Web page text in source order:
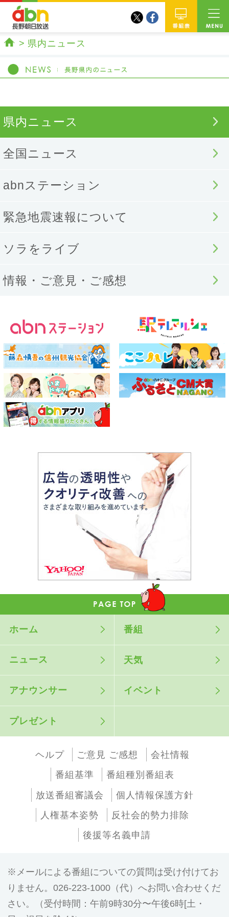
twitterfacebook
県内ニュース
県内ニュース
全国ニュース
abnステーション
緊急地震速報について
ソラをライブ
情報・ご意見・ご感想
ホーム 番組
ニュース 天気
アナウンサー イベント
プレゼント
ヘルプ ご意見 ご感想
会社情報
番組基準
番組種別番組表
放送番組審議会
個人情報保護方針
人権基本姿勢
反社会的勢力排除
後援等名義申請
メールによる番組についての質問は受け付けてお
りません。026-223-1000（代）へお問い合わせくだ
さい。（受付時間：午前9時30分〜午後6時[土・